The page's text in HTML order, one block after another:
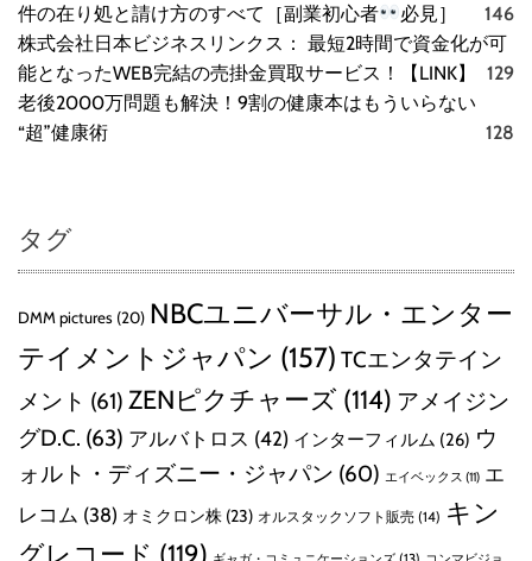
件の在り処と請け方のすべて［副業初心者
必見］
146
株式会社日本ビジネスリンクス： 最短2時間で資金化が可
能となったWEB完結の売掛金買取サービス！【LINK】
129
老後2000万問題も解決！9割の健康本はもういらない
“超”健康術
128
タグ
DMM pictures (20) NBCユニバーサル・エンター
テイメントジャパン (157) TCエンタテイン
メント (61) ZENピクチャーズ (114) アメイジン
グD.C. (63) アルバトロス (42) インターフィルム (26) ウ
ォルト・ディズニー・ジャパン (60) エイベックス (11) エ
レコム (38) オミクロン株 (23) オルスタックソフト販売 (14) キン
グレコード (119)